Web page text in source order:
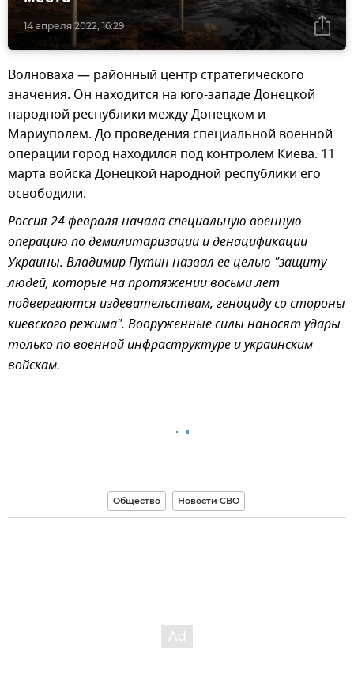
14 апреля 2022, 16:29
Волноваха — районный центр стратегического
значения. Он находится на юго-западе Донецкой
народной республики между Донецком и
Мариуполем. До проведения специальной военной
операции город находился под контролем Киева. 11
марта войска Донецкой народной республики его
освободили.
Россия 24 февраля начала специальную военную
операцию по демилитаризации и денацификации
Украины. Владимир Путин назвал ее целью "защиту
людей, которые на протяжении восьми лет
подвергаются издевательствам, геноциду со стороны
киевского режима". Вооруженные силы наносят удары
только по военной инфраструктуре и украинским
войскам.
Общество Новости СВО